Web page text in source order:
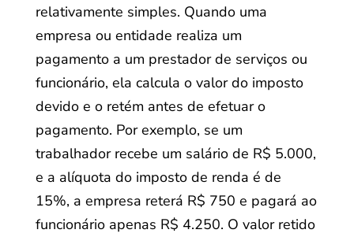
relativamente simples. Quando uma
empresa ou entidade realiza um
pagamento a um prestador de serviços ou
funcionário, ela calcula o valor do imposto
devido e o retém antes de efetuar o
pagamento. Por exemplo, se um
trabalhador recebe um salário de R$ 5.000,
e a alíquota do imposto de renda é de
15%, a empresa reterá R$ 750 e pagará ao
funcionário apenas R$ 4.250. O valor retido